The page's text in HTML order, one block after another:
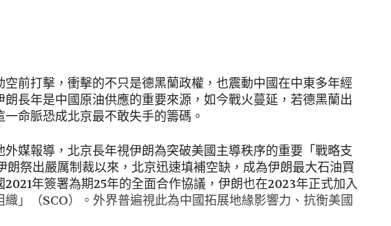
前打擊，衝擊的不只是德黑蘭政權，也震動中國在中東多年經
長年是中國原油供應的重要來源，如今戰火蔓延，若德黑蘭出
命脈恐成北京最不敢失手的籌碼。
媒報導，北京長年視伊朗為突破美國主導秩序的重要「戰略支
朗祭出嚴厲制裁以來，北京迅速填補空缺，成為伊朗最大石油買
年簽署為期25年的全面合作協議，伊朗也在2023年正式加入
」（SCO）。外界普遍視此為中國拓展地緣影響力、抗衡美國